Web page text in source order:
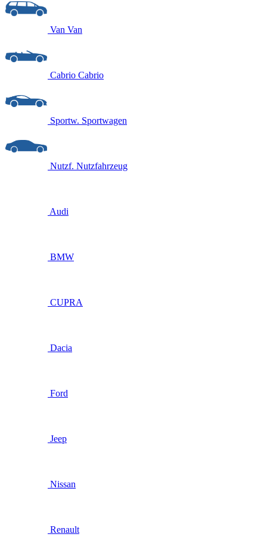
Van Van
Cabrio Cabrio
Sportw. Sportwagen
Nutzf. Nutzfahrzeug
Audi
BMW
CUPRA
Dacia
Ford
Jeep
Nissan
Renault